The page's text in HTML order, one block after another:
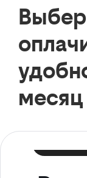
месяц